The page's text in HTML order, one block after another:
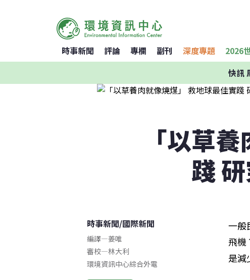
時事新聞 評論 專欄 副刊 深度專題 2026
快訊
「以草
踐
時事新聞/國際新聞
編譯—姜唯
審校—林大利
環境資訊中心綜合外電
一般
飛機
是減